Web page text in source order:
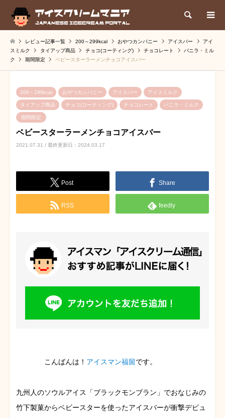
検索
レビュー記事一覧 200～299kcal おやつカンパニー アイスバー
アイ
スミルク
タイアップ商品 チョコ(コーティング) チョコレート
バニラ・ミル
ク
期間限定 ベビースターラーメンチョコアイスバー
200～299kcal おやつカンパニー アイスバー アイスミルク
タイアップ商品 チョコ(コーティング) チョコレート バニラ・ミルク
期間限定
ベビースターラーメンチョコアイスバー
2021.07.31 / 最終更新日：2024.03.17
Post Share
RSS feedly
こんばんは！ アイスマン福留です。
九州人のソウルアイス「ブラックモンブラン」でおなじみの
竹下製菓からベビースターを使ったアイスバーが衝撃デビュ